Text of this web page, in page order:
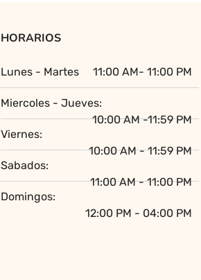
HORARIOS
Lunes - Martes 11:00 AM- 11:00 PM
Miercoles - Jueves:
10:00 AM -11:59 PM
Viernes:
10:00 AM - 11:59 PM
Sabados:
11:00 AM - 11:00 PM
Domingos:
12:00 PM - 04:00 PM